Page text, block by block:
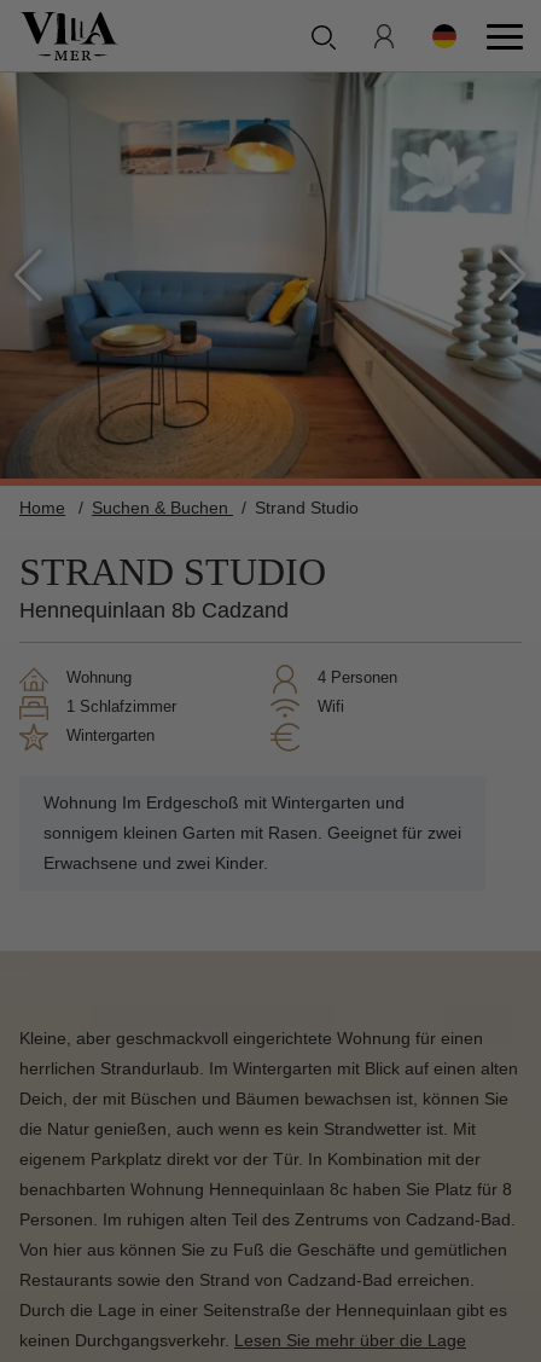
Home Suchen & Buchen Strand Studio
STRAND STUDIO
Hennequinlaan 8b Cadzand
Wohnung
4 Personen
1 Schlafzimmer
Wifi
Wintergarten
Wohnung Im Erdgeschoß mit Wintergarten und
sonnigem kleinen Garten mit Rasen. Geeignet für zwei
Erwachsene und zwei Kinder.
Kleine, aber geschmackvoll eingerichtete Wohnung für einen
herrlichen Strandurlaub. Im Wintergarten mit Blick auf einen alten
Deich, der mit Büschen und Bäumen bewachsen ist, können Sie
die Natur genießen, auch wenn es kein Strandwetter ist. Mit
eigenem Parkplatz direkt vor der Tür. In Kombination mit der
benachbarten Wohnung Hennequinlaan 8c haben Sie Platz für 8
Personen.
Im ruhigen alten Teil des Zentrums von Cadzand-Bad.
Von hier aus können Sie zu Fuß die Geschäfte und gemütlichen
Restaurants sowie den Strand von Cadzand-Bad erreichen.
Durch die Lage in einer Seitenstraße der Hennequinlaan gibt es
keinen Durchgangsverkehr. Lesen Sie mehr über die Lage